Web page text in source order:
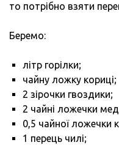
то потрібно взяти
Беремо:
літр горілки;
чайну ложку кориці;
2 зірочки гвоздики;
2 чайні ложечки
0,5 чайної ложечки
1 перець чилі;